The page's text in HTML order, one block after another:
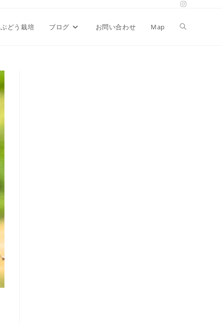
ぶどう栽培 ブログ お問い合わせ Map